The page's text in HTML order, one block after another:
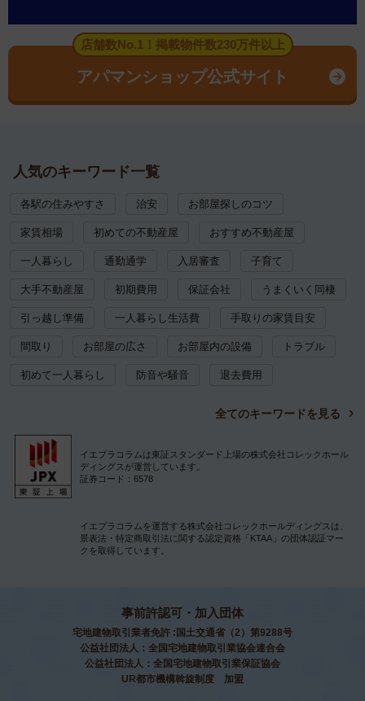
店舗数No.1！掲載物件数230万件以上
アパマンショップ公式サイト
人気のキーワード一覧
各駅の住みやすさ 治安 お部屋探しのコツ
家賃相場 初めての不動産屋 おすすめ不動産屋
一人暮らし 通勤通学 入居審査 子育て
大手不動産屋 初期費用 保証会社 うまくいく同棲
引っ越し準備 一人暮らし生活費 手取りの家賃目安
間取り お部屋の広さ お部屋内の設備 トラブル
初めて一人暮らし 防音や騒音 退去費用
全てのキーワードを見る
イエプラコラムは東証スタンダード上場の株式会社コレックホール
ディングスが運営しています。
証券コード：6578
イエプラコラムを運営する株式会社コレックホールディングスは、
景表法・特定商取引法に関する認定資格「KTAA」の団体認証マー
クを取得しています。
事前許認可・加入団体
宅地建物取引業者免許 :国土交通省（2）第9288号
公益社団法人：全国宅地建物取引業協会連合会
公益社団法人：全国宅地建物取引業保証協会
UR都市機構斡旋制度 加盟